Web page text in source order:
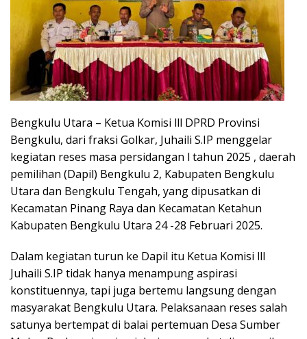
Bengkulu Utara – Ketua Komisi lll DPRD Provinsi
Bengkulu, dari fraksi Golkar, Juhaili S.IP menggelar
kegiatan reses masa persidangan l tahun 2025 , daerah
pemilihan (Dapil) Bengkulu 2, Kabupaten Bengkulu
Utara dan Bengkulu Tengah, yang dipusatkan di
Kecamatan Pinang Raya dan Kecamatan Ketahun
Kabupaten Bengkulu Utara 24 -28 Februari 2025.
Dalam kegiatan turun ke Dapil itu Ketua Komisi lll
Juhaili S.IP tidak hanya menampung aspirasi
konstituennya, tapi juga bertemu langsung dengan
masyarakat Bengkulu Utara. Pelaksanaan reses salah
satunya bertempat di balai pertemuan Desa Sumber